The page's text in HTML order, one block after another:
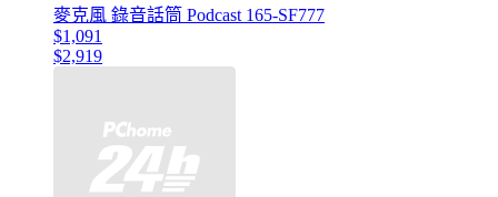
麥克風 錄音話筒 Podcast 165-SF777
$1,091
$2,919